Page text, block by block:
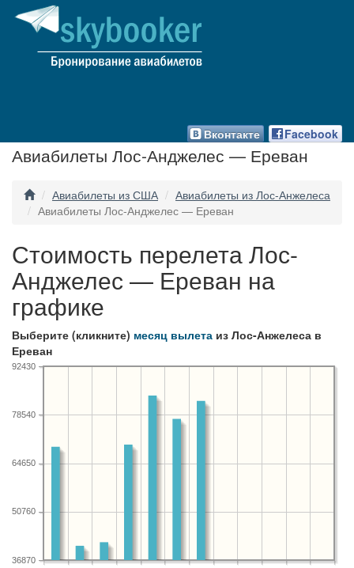
Facebook
Вконтакте
Авиабилеты Лос-Анджелес — Ереван
Авиабилеты из США
Авиабилеты из Лос-Анжелеса
Авиабилеты Лос-Анджелес — Ереван
Стоимость перелета Лос-
Анджелес — Ереван на
графике
Выберите (кликните) месяц вылета из Лос-Анжелеса в
Ереван
36870
50760
64650
78540
92430